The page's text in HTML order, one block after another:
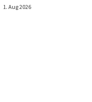
1. Aug 2026